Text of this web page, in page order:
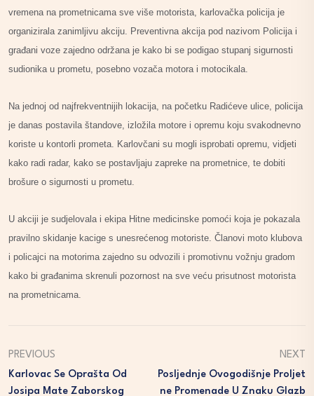
vremena na prometnicama sve više motorista, karlovačka policija je
organizirala zanimljivu akciju. Preventivna akcija pod nazivom Policija i
građani voze zajedno održana je kako bi se podigao stupanj sigurnosti
sudionika u prometu, posebno vozača motora i motocikala.
Na jednoj od najfrekventnijih lokacija, na početku Radićeve ulice, policija
je danas postavila štandove, izložila motore i opremu koju svakodnevno
koriste u kontorli prometa. Karlovčani su mogli isprobati opremu, vidjeti
kako radi radar, kako se postavljaju zapreke na prometnice, te dobiti
brošure o sigurnosti u prometu.
U akciji je sudjelovala i ekipa Hitne medicinske pomoći koja je pokazala
pravilno skidanje kacige s unesrećenog motoriste. Članovi moto klubova
i policajci na motorima zajedno su odvozili i promotivnu vožnju gradom
kako bi građanima skrenuli pozornost na sve veću prisutnost motorista
na prometnicama.
PREVIOUS
Karlovac Se Oprašta Od
Josipa Mate Zaborskog
NEXT
Posljednje Ovogodišnje Proljet
Ne Promenade U Znaku Glazb